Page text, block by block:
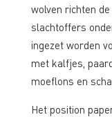
wolven richten
slachtoffers
ingezet worden
met kalfjes,
moeflons en
Het position